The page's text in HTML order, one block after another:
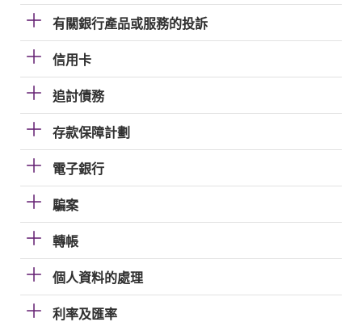
有關銀行產品或服務的投訴
信用卡
追討債務
存款保障計劃
電子銀行
騙案
轉帳
個人資料的處理
利率及匯率